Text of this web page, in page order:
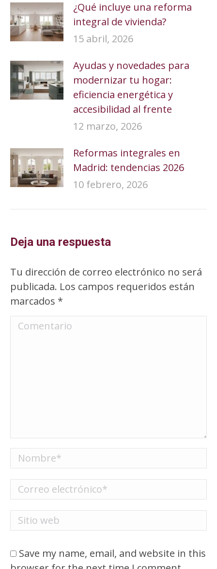
¿Qué incluye una reforma
integral de vivienda?
15 abril, 2026
Ayudas y novedades para
modernizar tu hogar:
eficiencia energética y
accesibilidad al frente
12 marzo, 2026
Reformas integrales en
Madrid: tendencias 2026
10 febrero, 2026
Deja una respuesta
Tu dirección de correo electrónico no será
publicada. Los campos requeridos están
marcados *
Comentario
Nombre *
Correo electrónico *
Sitio web
Save my name, email, and website in this